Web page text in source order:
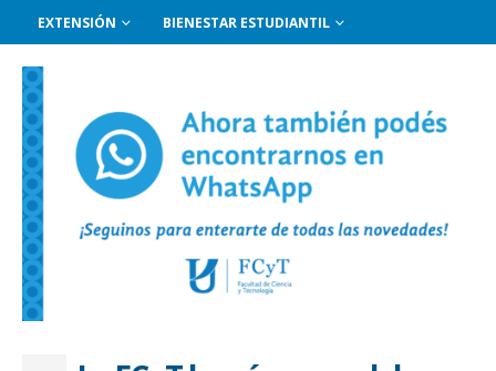
EXTENSIÓN BIENESTAR ESTUDIANTIL